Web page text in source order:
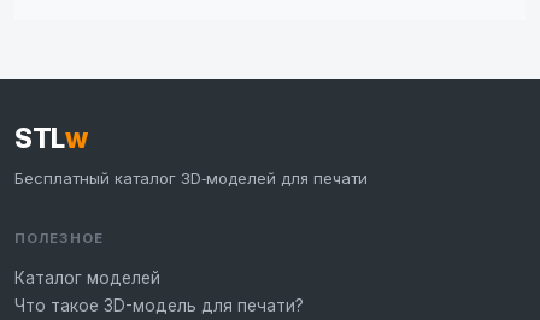
STLw
Бесплатный каталог 3D‑моделей для печати
ПОЛЕЗНОЕ
Каталог моделей
Что такое 3D-модель для печати?